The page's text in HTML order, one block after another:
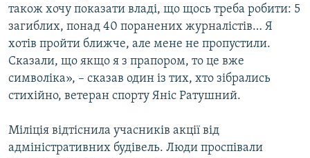
також хочу показати владі, що щось треба робити: 5
загиблих, понад 40 поранених журналістів… Я
хотів пройти ближче, але мене не пропустили.
Сказали, що якщо я з прапором, то це вже
символіка», – сказав один із тих, хто зібрались
стихійно, ветеран спорту Яніс Ратушний.
Міліція відтіснила учасників акції від
адміністративних будівель. Люди проспівали